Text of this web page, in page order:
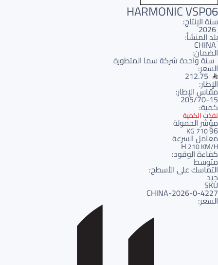
HARMONIC VSP06
سنة الإنتاج:
2026
بلد المنشأ:
CHINA
الضمان:
سنة واحدة شركة سما المتطورة
السعر:
212.75
الإطار:
مقاس الإطار:
205/70-15
كمية:
نفذت الكمية
مؤشر الحمولة
96
710 KG
معامل السرعة
H210 KM/H
كفاءة الوقود:
متوسط
التماسك على الأسطح:
جيد
SKU
4227-CHINA-2026-0
السعر: